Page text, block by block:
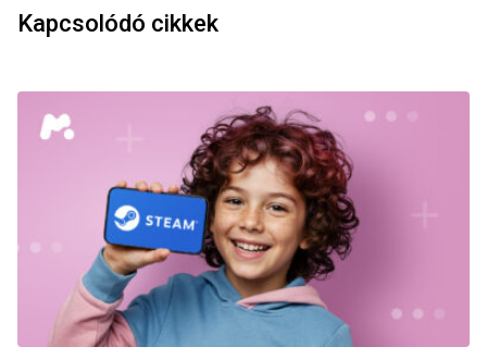
Kapcsolódó cikkek